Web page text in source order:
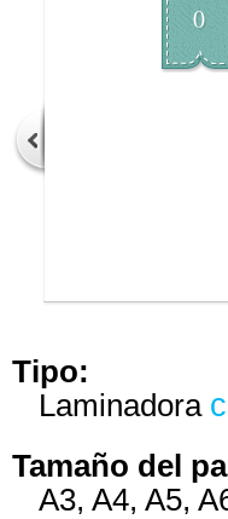
0
Tipo:
Laminadora
Tamaño del
A3, A4, A5,